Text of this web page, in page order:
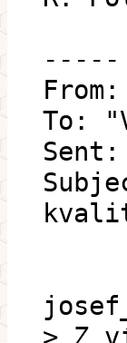
-----
To: